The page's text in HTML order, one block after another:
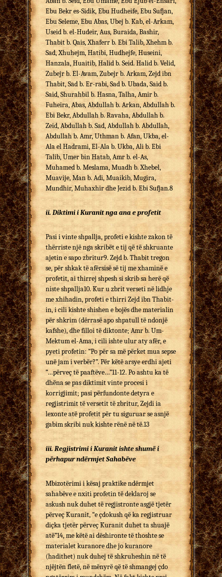
Ebu Bekr es-Sidik, Ebu Hudheife, Ebu Sufjan,
Ebu Seleme, Ebu Abas, Ubej b. Kab, el-Arkam,
Useid b. el-Hudeir, Aus, Buraida, Bashir,
Thabit b. Qais, Xhaferr b. Ebi Talib, Xhehm b.
Sad, Xhuhejm, Hatibi, Hudhejfe, Huseini,
Hanzala, Huaitib, Halid b. Seid. Halid b. Velid,
Zubejr b. El-Avam, Zubejr b. Arkam, Zejd ibn
Thabit, Sad b. Er-rabi, Sad b. Ubada, Said b.
Said, Shurahbil b. Hasna, Talha, Amir b.
Fuheira, Abas, Abdullah b. Arkan, Abdullah b.
Ebi Bekr, Abdullah b. Ravaha, Abdullah b.
Zeid, Abdullah b. Sad, Abdullah b. Abdullah,
Abdullah b. Amr, Uthman b. Afan, Ukba, el-
Ala el Hadrami, El-Ala b. Ukba, Ali b. Ebi
Talib, Umer bin Hatab, Amr b. el-As,
Muhamed b. Meslama, Muadh b. Xhebel,
Muavije, Man b. Adi, Muaikib, Mugira,
Mundhir, Muhaxhir dhe Jezid b. Ebi Sufjan.8
ii. Diktimi i Kuranit nga ana e profetit
Pasi i vinte shpallja, profeti e kishte zakon të
thërriste një nga skribët e tij që të shkruante
ajetin e sapo zbritur9. Zejd b. Thabit tregon
se, për shkak të afërsisë së tij me xhaminë e
profetit, ai thirrej shpesh si skrib sa herë që
niste shpallja10. Kur u zbrit verseti në lidhje
me xhihadin, profeti e thirri Zejd ibn Thabit-
in, i cili kishte shishen e bojës dhe materialin
për shkrim (dërrasë apo shpatull të ndonjë
kafshe), dhe filloi të diktonte; Amr b. Um-
Mektum el-Ama, i cili ishte ulur aty afër, e
pyeti profetin: “Po për sa më përket mua sepse
unë jam i verbër?”. Për këtë arsye erdhi ajeti
“…përveç të paaftëve…”11-12. Po ashtu ka të
dhëna se pas diktimit vinte procesi i
korrigjimit; pasi përfundonte detyra e
regjistrimit të versetit të zbritur, Zejdi ia
lexonte atë profetit për tu siguruar se asnjë
gabim skribi nuk kishte rënë në të.13
iii. Regjistrimi i Kuranit ishte shumë i
përhapur ndërmjet Sahabëve
Mbizotërimi i kësaj praktike ndërmjet
sahabëve e nxiti profetin të deklaroj se
askush nuk duhet të regjistronte asgjë tjetër
përveç Kuranit, “e çdokush që ka regjistruar
diçka tjetër përveç Kuranit duhet ta shuajë
atë”14, me këtë ai dëshironte të thoshte se
materialet kuranore dhe jo kuranore
(hadithet) nuk duhej të shkruheshin në të
njëjtën fletë, në mënyrë që të shmangej çdo